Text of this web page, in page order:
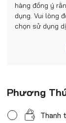
hàng đồng ý
dụng. Vui lòng
chọn sử dụng
Phương
Thanh